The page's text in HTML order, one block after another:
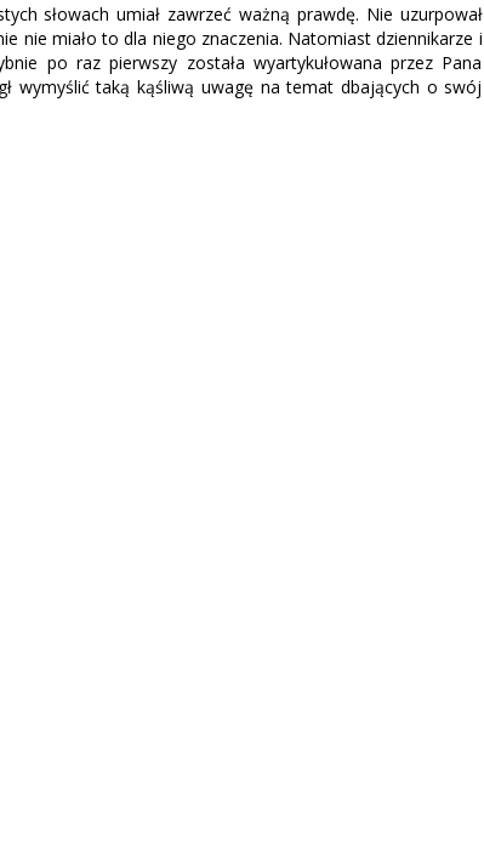
słowach umiał zawrzeć ważną prawdę. Nie uzurpował
nie miało to dla niego znaczenia. Natomiast dziennikarze i
po raz pierwszy została wyartykułowana przez Pana
wymyślić taką kąśliwą uwagę na temat dbających o swój